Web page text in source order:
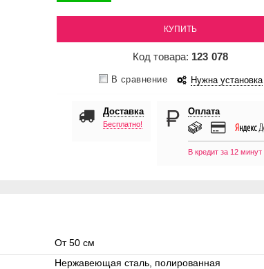
КУПИТЬ
Код товара: 123 078
В сравнение Нужна установка
Доставка
Бесплатно!
Оплата
В кредит за 12 минут
От 50 см
Нержавеющая сталь, полированная